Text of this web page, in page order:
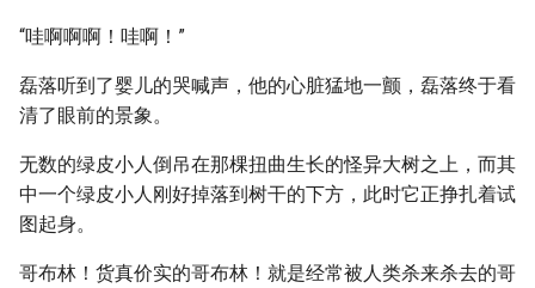
“哇啊啊啊！哇啊！”
磊落听到了婴儿的哭喊声，他的心脏猛地一颤，磊落终于看
清了眼前的景象。
无数的绿皮小人倒吊在那棵扭曲生长的怪异大树之上，而其
中一个绿皮小人刚好掉落到树干的下方，此时它正挣扎着试
图起身。
哥布林！货真价实的哥布林！就是经常被人类杀来杀去的哥